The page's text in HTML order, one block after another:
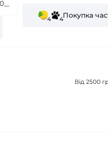
4 4Покупка
Від 2500